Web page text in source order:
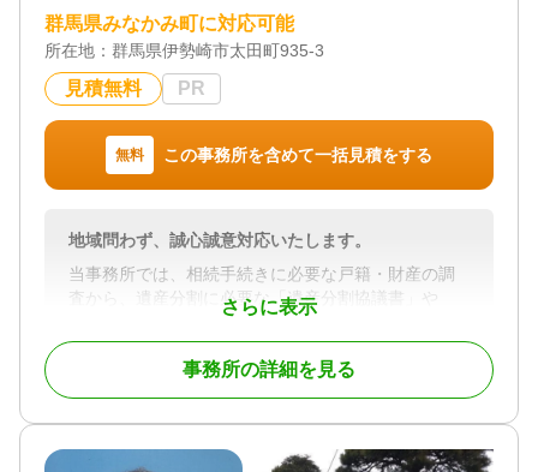
・ 遺言の執行 など
相続手続きにおける不動産の取り扱いは、特に重
要です。
煩雑な書類手続きや法的な手続きをスムーズに進
めるために、専門家にお任せください。
当事務所では、
・ 不動産業務兼業の行政書士が、相続手続きを一
可
など、安心してご相談いただけます
相続に関するご不明点やお困りのことがあれば、ど
うぞお気軽にご相談ください。
群馬県 埼玉県北部
遺言書 / 遺産分割 / 相続財産調査 / 成年後見 / 相続手
群馬県みなかみ町に対応可能
所在地： 群馬県伊勢崎市太田町935-3
見積無料 PR
無料 この事務所を含めて一括見積をする
さらに表示
地域問わず、誠心誠意対応いたします。
当事務所では、相続手続きに必要な戸籍・財産の調
査から、遺産分割に必要な「遺産分割協議書」や
「遺言書」の作成までトータルにサポート。
さらに遺産分割協議書を公正証書にする（公的な書
類として登録する）サポートや、公証人との打ち合
わせなどのサポートもしています。
事務所の詳細を見る